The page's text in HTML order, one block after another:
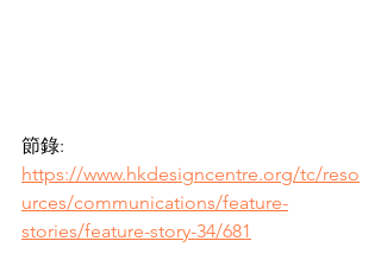
節錄:
https://www.hkdesigncentre.org/tc/reso
urces/communications/feature-
stories/feature-story-34/681